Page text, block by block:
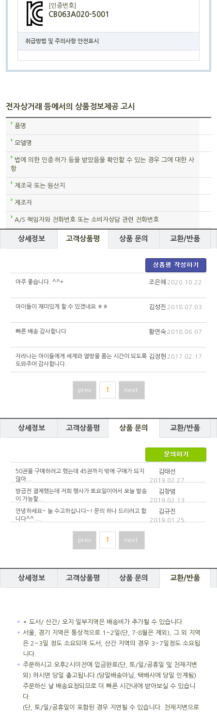
[인증번호]
CB063A020-5001
취급방법 및 주의사항 안전표시
전자상거래 등에서의 상품정보제공 고시
품명
모델명
법에 의한 인증·허가 등을 받았음을 확인할 수 있는 경우 그에 대한 사
항
제조국 또는 원산지
제조자
A/S 책임자와 전화번호 또는 소비자상담 관련 전화번호
상세정보 고객상품평 상품 문의 교환/반품
아주 좋습니다. ^^* 조은혜 2020.10.22
아이들이 재미있게 할 수 있겠네요 ㅎㅎ 김성진 2018.07.03
빠른 배송 감사합니다 황연숙 2018.06.07
자라나는 아이들에게 세계와 열방을 품는 시간이 되도록
도와주어 감사합니다.
김정현 2017.02.17
prev 1 next
상세정보 고객상품평 상품 문의 교환/반품
50권을 구매하려고 했는데 45권까지 밖에 구매가 되지
않아...
김태선
2019.02.27
방금전 결제했는데 저희 행사가 토요일이어서 오늘 발송
이 가능할...
김창범
2019.02.13
안녕하세요~ 늘 수고하십니다~! 문의 하나 드리려고 합
니다^^ ...
김규진
2019.01.25
prev 1 next
상세정보 고객상품평 상품 문의 교환/반품
＊
* 도서/ 산간/ 오지 일부지역은 배송비가 추가될 수 있습니다.
＊ 서울, 경기 지역은 통상적으로 1~2일(단, 7-8월은 제외), 그 외 지역
은 2~3일 정도 소요되며 도서, 산간 지역의 경우 3~7일정도 소요됩
니다.
＊ 주문하시고 오후2시이전에 입금완료(단, 토/일/공휴일 및 천재지변
외) 하시면 당일 출고됩니다.(당일배송아님, 택배사에 당일 인계됨)
주문하신 날 배송요청되므로 더 빠른 시간내에 받아보실 수 있습니
다.
(단, 토/일/공휴일이 포함된 경우 지연될 수 있습니다. 천재지변으로